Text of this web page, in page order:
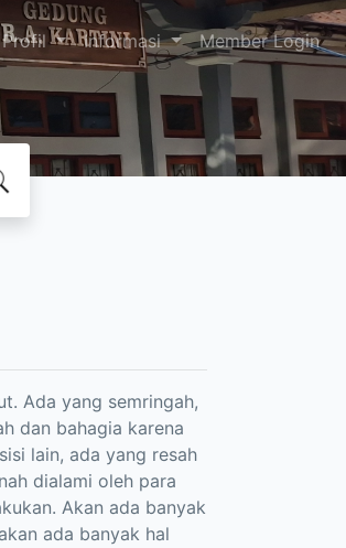
Profil Informasi Member Login
Ada yang semringah,
dan bahagia karena
lain, ada yang resah
dialami oleh para
Akan ada banyak
ada banyak hal